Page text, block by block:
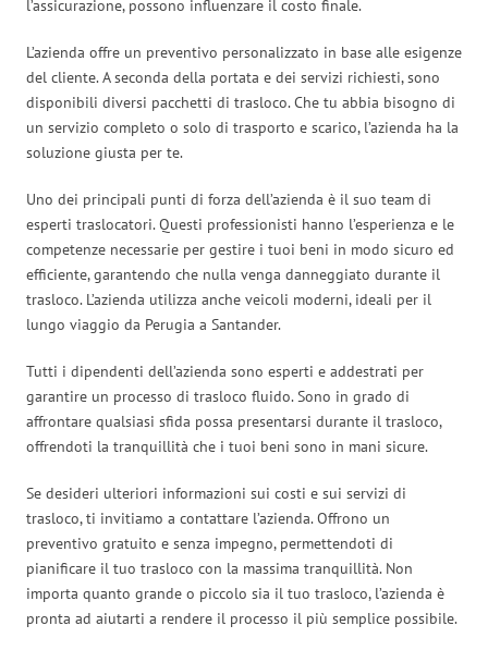
l’assicurazione, possono influenzare il costo finale.
L’azienda offre un preventivo personalizzato in base alle esigenze
del cliente. A seconda della portata e dei servizi richiesti, sono
disponibili diversi pacchetti di trasloco. Che tu abbia bisogno di
un servizio completo o solo di trasporto e scarico, l’azienda ha la
soluzione giusta per te.
Uno dei principali punti di forza dell’azienda è il suo team di
esperti traslocatori. Questi professionisti hanno l’esperienza e le
competenze necessarie per gestire i tuoi beni in modo sicuro ed
efficiente, garantendo che nulla venga danneggiato durante il
trasloco. L’azienda utilizza anche veicoli moderni, ideali per il
lungo viaggio da Perugia a Santander.
Tutti i dipendenti dell’azienda sono esperti e addestrati per
garantire un processo di trasloco fluido. Sono in grado di
affrontare qualsiasi sfida possa presentarsi durante il trasloco,
offrendoti la tranquillità che i tuoi beni sono in mani sicure.
Se desideri ulteriori informazioni sui costi e sui servizi di
trasloco, ti invitiamo a contattare l’azienda. Offrono un
preventivo gratuito e senza impegno, permettendoti di
pianificare il tuo trasloco con la massima tranquillità. Non
importa quanto grande o piccolo sia il tuo trasloco, l’azienda è
pronta ad aiutarti a rendere il processo il più semplice possibile.